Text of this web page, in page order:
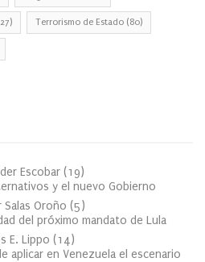
Terrorismo de Estado (80)
Escobar (19)
y el nuevo Gobierno
Salas Oroño (5)
del próximo mandato de Lula
E. Lippo (14)
aplicar en Venezuela el escenario